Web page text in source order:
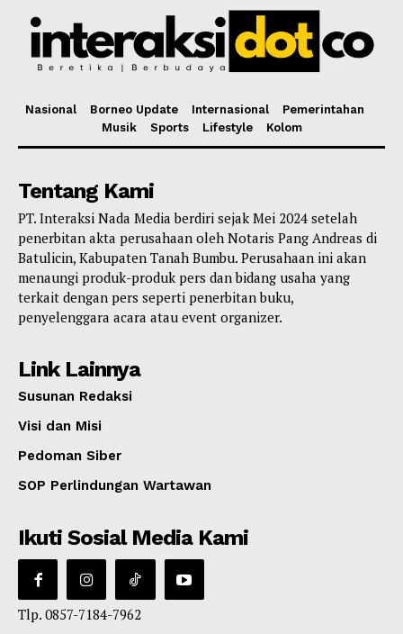
Nasional Borneo Update Internasional
Pemerintahan
Musik
Sports Lifestyle Kolom
Tentang Kami
PT. Interaksi Nada Media berdiri sejak Mei 2024 setelah
penerbitan akta perusahaan oleh Notaris Pang Andreas di
Batulicin, Kabupaten Tanah Bumbu. Perusahaan ini akan
menaungi produk-produk pers dan bidang usaha yang
terkait dengan pers seperti penerbitan buku,
penyelenggara acara atau event organizer.
Link Lainnya
Susunan Redaksi
Visi dan Misi
Pedoman Siber
SOP Perlindungan Wartawan
Ikuti Sosial Media Kami
Tlp. 0857-7184-7962